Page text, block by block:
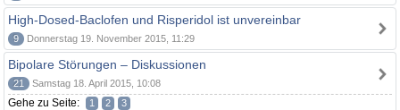
High-Dosed-Baclofen und Risperidol ist unvereinbar
9 Donnerstag 19. November 2015, 11:29
Bipolare Störungen – Diskussionen
21 Samstag 18. April 2015, 10:08
Gehe zu Seite: 1 2 3